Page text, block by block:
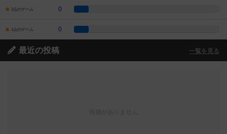
2点のゲーム 0
1点のゲーム 0
最近の投稿 一覧を見る